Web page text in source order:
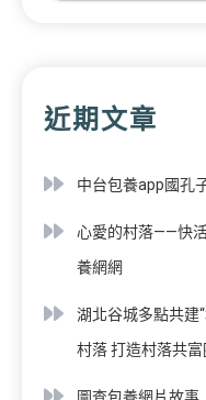
近期文章
中台包養app國孔
心愛的村落——快
養網網
湖北谷城多點共建
村落 打造村落共富
圖查包養網片故事